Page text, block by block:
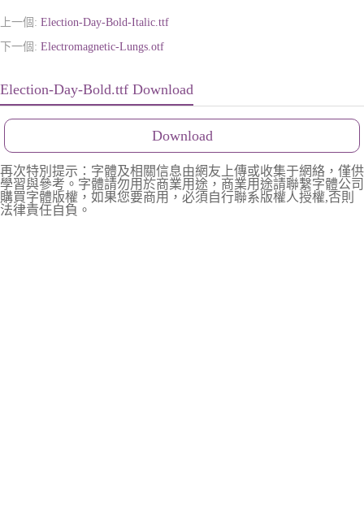
上一個: Election-Day-Bold-Italic.ttf
下一個: Electromagnetic-Lungs.otf
Election-Day-Bold.ttf Download
Download
再次特別提示：字體及相關信息由網友上傳或收集于網絡，僅供
學習與參考。字體請勿用於商業用途，商業用途請聯繫字體公司
購買字體版權，如果您要商用，必須自行聯系版權人授權,否則
法律責任自負。